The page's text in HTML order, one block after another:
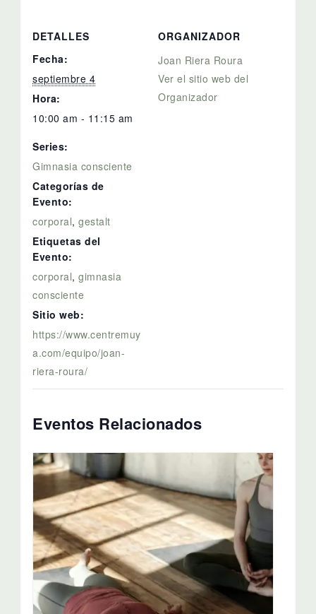
DETALLES
Fecha:
septiembre 4
Hora:
10:00 am - 11:15 am
Series:
Gimnasia consciente
Categorías de
Evento:
corporal,gestalt
Etiquetas del
Evento:
corporal,gimnasia
consciente
Sitio web:
https://www.centremuy
a.com/equipo/joan-
riera-roura/
ORGANIZADOR
Joan Riera Roura
Ver el sitio web del
Organizador
Eventos Relacionados